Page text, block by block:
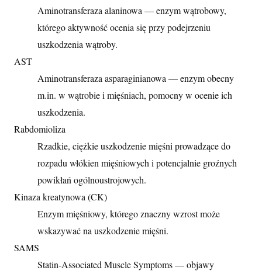
Aminotransferaza alaninowa — enzym wątrobowy,
którego aktywność ocenia się przy podejrzeniu
uszkodzenia wątroby.
AST
Aminotransferaza asparaginianowa — enzym obecny
m.in. w wątrobie i mięśniach, pomocny w ocenie ich
uszkodzenia.
Rabdomioliza
Rzadkie, ciężkie uszkodzenie mięśni prowadzące do
rozpadu włókien mięśniowych i potencjalnie groźnych
powikłań ogólnoustrojowych.
Kinaza kreatynowa (CK)
Enzym mięśniowy, którego znaczny wzrost może
wskazywać na uszkodzenie mięśni.
SAMS
Statin-Associated Muscle Symptoms — objawy